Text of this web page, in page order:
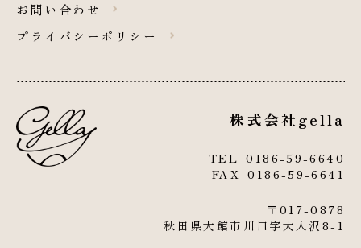
お問い合わせ
プライバシーポリシー
株式会社gella
TEL0186-59-6640
FAX 0186-59-6641
〒017-0878
秋田県大館市川口 字大人沢 8-1